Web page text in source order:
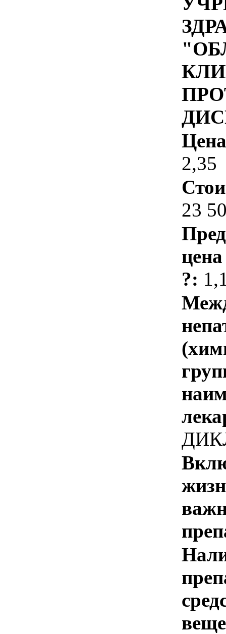
2,35
23
?: